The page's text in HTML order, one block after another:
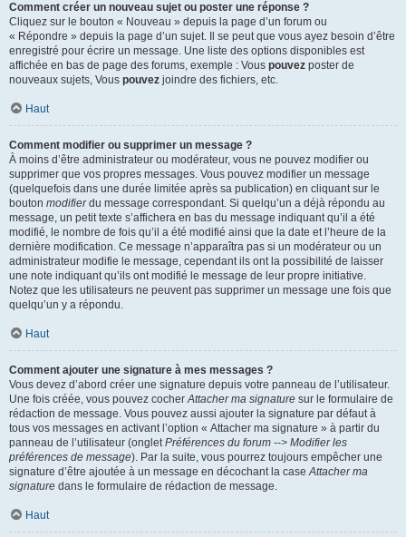
Comment créer un nouveau sujet ou poster une réponse ?
Cliquez sur le bouton « Nouveau » depuis la page d’un forum ou
« Répondre » depuis la page d’un sujet. Il se peut que vous ayez besoin d’être
enregistré pour écrire un message. Une liste des options disponibles est
affichée en bas de page des forums, exemple : Vous pouvez poster de
nouveaux sujets, Vous pouvez joindre des fichiers, etc.
Haut
Comment modifier ou supprimer un message ?
À moins d’être administrateur ou modérateur, vous ne pouvez modifier ou
supprimer que vos propres messages. Vous pouvez modifier un message
(quelquefois dans une durée limitée après sa publication) en cliquant sur le
bouton modifierdu message correspondant. Si quelqu’un a déjà répondu au
message, un petit texte s’affichera en bas du message indiquant qu’il a été
modifié, le nombre de fois qu’il a été modifié ainsi que la date et l’heure de la
dernière modification. Ce message n’apparaîtra pas si un modérateur ou un
administrateur modifie le message, cependant ils ont la possibilité de laisser
une note indiquant qu’ils ont modifié le message de leur propre initiative.
Notez que les utilisateurs ne peuvent pas supprimer un message une fois que
quelqu’un y a répondu.
Haut
Comment ajouter une signature à mes messages ?
Vous devez d’abord créer une signature depuis votre panneau de l’utilisateur.
Une fois créée, vous pouvez cocherAttacher ma signature sur le formulaire de
rédaction de message. Vous pouvez aussi ajouter la signature par défaut à
tous vos messages en activant l’option « Attacher ma signature » à partir du
panneau de l’utilisateur (ongletPréférences du forum --> Modifier les
préférences de message). Par la suite, vous pourrez toujours empêcher une
signature d’être ajoutée à un message en décochant la caseAttacher ma
signature dans le formulaire de rédaction de message.
Haut